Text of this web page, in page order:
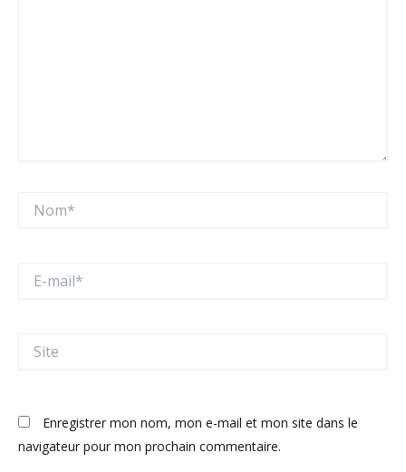
mail*
Enregistrer mon nom, mon e-mail et mon site dans le
navigateur pour mon prochain commentaire.